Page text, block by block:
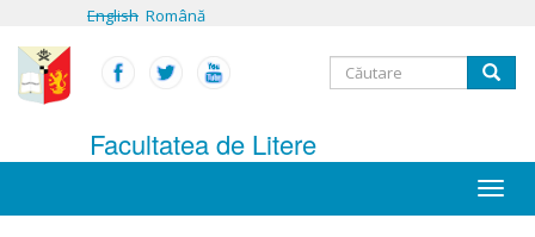
conţinutul
principal
English Română
Formular
căutare
Facultatea de Litere
Toggle